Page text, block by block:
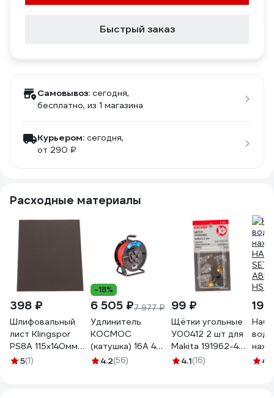
Быстрый заказ
Самовывоз: сегодня,
бесплатно, из 1 магазина
Курьером: сегодня,
от 290 ₽
Расходные материалы
398 ₽
Шлифовальный
лист Klingspor
PS8A 115x140мм
водостойкий на
5(1)
-18%
6 505 ₽7 977 ₽
Удлинитель
КОСМОС
(катушка) 16А 4
гнезда ПВС 3х2,5
4.2(56)
99 ₽
Щётки угольные
У00412 2 шт для
Makita 191962-4
(CB-419) Калибр
4.1(16) 4.8